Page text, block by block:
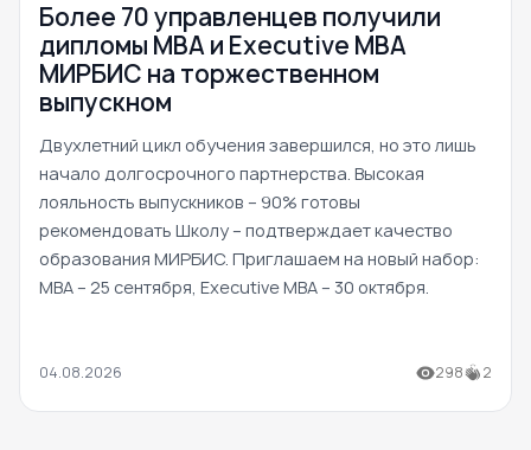
Более 70 управленцев получили
дипломы MBA и Executive MBA
МИРБИС на торжественном
выпускном
Двухлетний цикл обучения завершился, но это лишь
начало долгосрочного партнерства. Высокая
лояльность выпускников – 90% готовы
рекомендовать Школу – подтверждает качество
образования МИРБИС. Приглашаем на новый набор:
MBA – 25 сентября, Executive MBA – 30 октября.
04.08.2026 298 2